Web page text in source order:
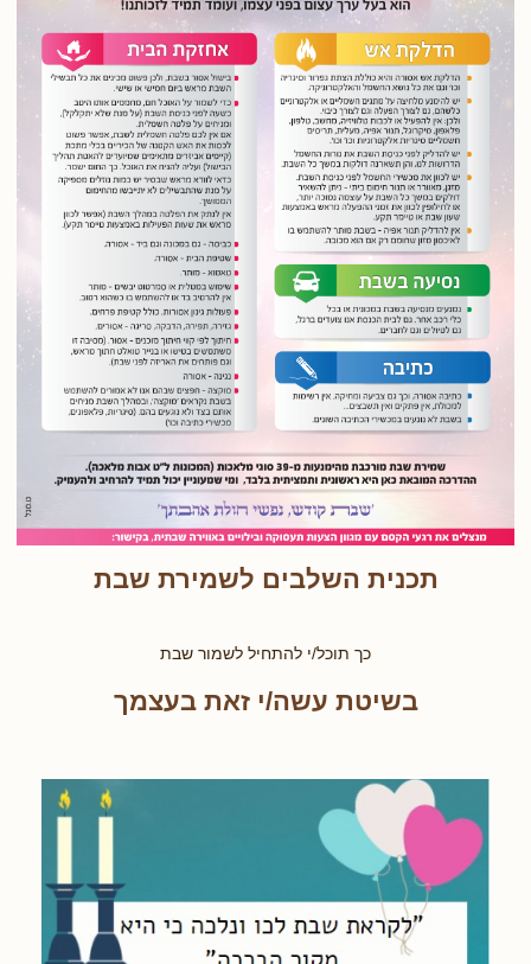
תכנית השלבים לשמירת שבת
כך תוכל/י להתחיל לשמור שבת
בשיטת עשה/י זאת בעצמך